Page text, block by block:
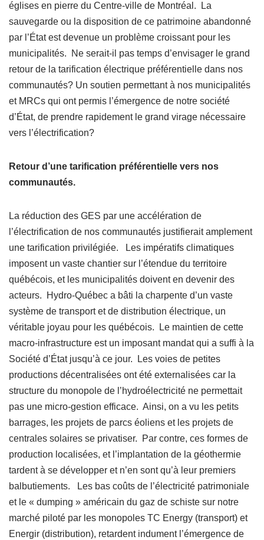
églises en pierre du Centre-ville de Montréal. La
sauvegarde ou la disposition de ce patrimoine abandonné
par l’État est devenue un problème croissant pour les
municipalités. Ne serait-il pas temps d’envisager le grand
retour de la tarification électrique préférentielle dans nos
communautés? Un soutien permettant à nos municipalités
et MRCs qui ont permis l’émergence de notre société
d’État, de prendre rapidement le grand virage nécessaire
vers l’électrification?
Retour d’une tarification préférentielle vers nos
communautés.
La réduction des GES par une accélération de
l’électrification de nos communautés justifierait amplement
une tarification privilégiée. Les impératifs climatiques
imposent un vaste chantier sur l’étendue du territoire
québécois, et les municipalités doivent en devenir des
acteurs. Hydro-Québec a bâti la charpente d’un vaste
système de transport et de distribution électrique, un
véritable joyau pour les québécois. Le maintien de cette
macro-infrastructure est un imposant mandat qui a suffi à la
Société d’État jusqu’à ce jour. Les voies de petites
productions décentralisées ont été externalisées car la
structure du monopole de l’hydroélectricité ne permettait
pas une micro-gestion efficace. Ainsi, on a vu les petits
barrages, les projets de parcs éoliens et les projets de
centrales solaires se privatiser. Par contre, ces formes de
production localisées, et l’implantation de la géothermie
tardent à se développer et n’en sont qu’à leur premiers
balbutiements. Les bas coûts de l’électricité patrimoniale
et le « dumping » américain du gaz de schiste sur notre
marché piloté par les monopoles TC Energy (transport) et
Energir (distribution), retardent indument l’émergence de